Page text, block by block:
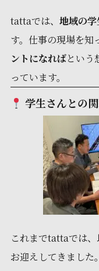
tattaでは、 地域の
す。仕事の現場を知
ントになればという
っています。
学生さんとの
これまでtattaでは
お迎えしてきました。